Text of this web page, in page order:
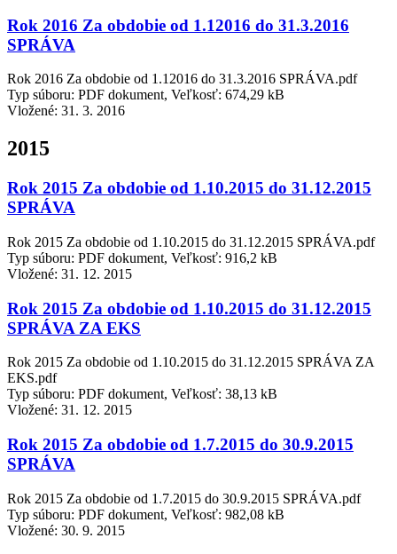
Rok 2016 Za obdobie od 1.12016 do 31.3.2016
SPRÁVA
Rok 2016 Za obdobie od 1.12016 do 31.3.2016 SPRÁVA.pdf
Typ súboru: PDF dokument, Veľkosť: 674,29 kB
Vložené: 31. 3. 2016
2015
Rok 2015 Za obdobie od 1.10.2015 do 31.12.2015
SPRÁVA
Rok 2015 Za obdobie od 1.10.2015 do 31.12.2015 SPRÁVA.pdf
Typ súboru: PDF dokument, Veľkosť: 916,2 kB
Vložené: 31. 12. 2015
Rok 2015 Za obdobie od 1.10.2015 do 31.12.2015
SPRÁVA ZA EKS
Rok 2015 Za obdobie od 1.10.2015 do 31.12.2015 SPRÁVA ZA
EKS.pdf
Typ súboru: PDF dokument, Veľkosť: 38,13 kB
Vložené: 31. 12. 2015
Rok 2015 Za obdobie od 1.7.2015 do 30.9.2015
SPRÁVA
Rok 2015 Za obdobie od 1.7.2015 do 30.9.2015 SPRÁVA.pdf
Typ súboru: PDF dokument, Veľkosť: 982,08 kB
Vložené: 30. 9. 2015